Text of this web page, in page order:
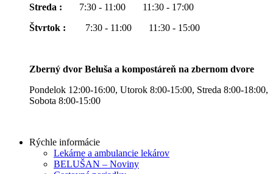
Streda : 7:30 - 11:00 11:30 - 17:00
Štvrtok : 7:30 - 11:00 11:30 - 15:00
Zberný dvor Beluša a kompostáreň na zbernom dvore
Pondelok 12:00-16:00, Utorok 8:00-15:00, Streda 8:00-18:00,
Sobota 8:00-15:00
Rýchle informácie
Lekárne a ambulancie lekárov
BELUŠAN – Noviny